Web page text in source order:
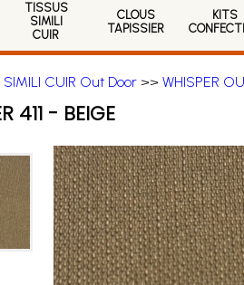
TISSUS
SIMILI
CUIR
CLOUS
TAPISSIER
KITS
SIMILI CUIR Out Door>> WHISPER
411 - BEIGE